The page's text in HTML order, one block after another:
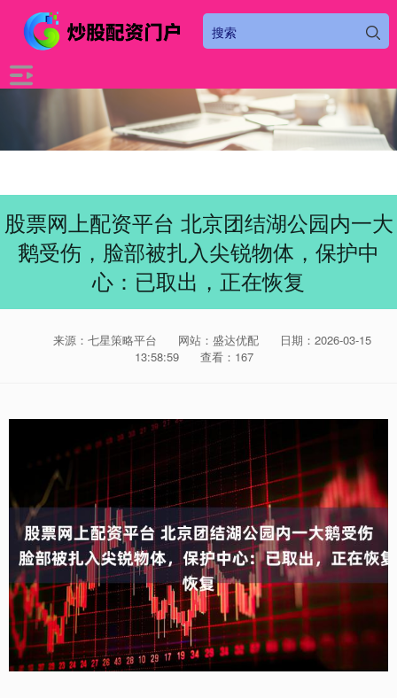
股票网上配资平台 北京团结湖公园内一大
鹅受伤，脸部被扎入尖锐物体，保护中
心：已取出，正在恢复
来源：七星策略平台 网站：盛达优配
日期：2026-03-15
13:58:59
查看：167